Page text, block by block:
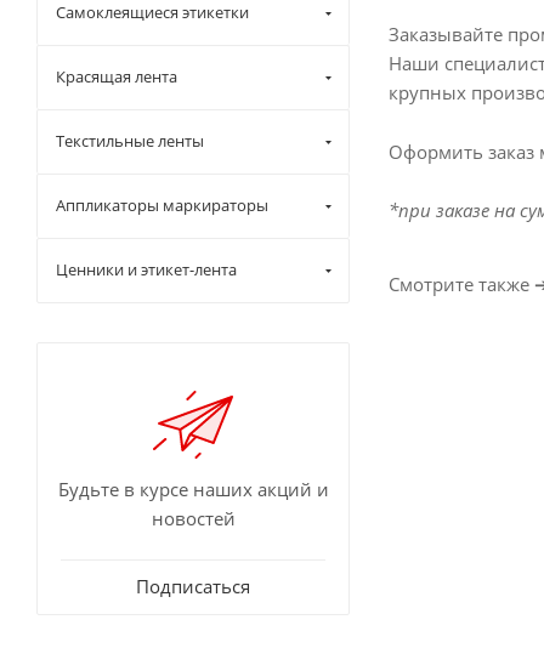
Заказывайте
Наши
крупных
Оформить заказ
*при заказе на
Смотрите также
Самоклеящиеся этикетки
Красящая лента
Текстильные ленты
Аппликаторы маркираторы
Ценники и этикет-лента
Будьте в курсе наших акций и
новостей
Подписаться